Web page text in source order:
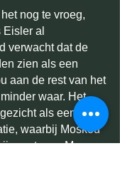
nog te vroeg,
al
verwacht dat de
zien als een
aan de rest van het
waar. Het
als een
waarbij Moskou
partners. Maar